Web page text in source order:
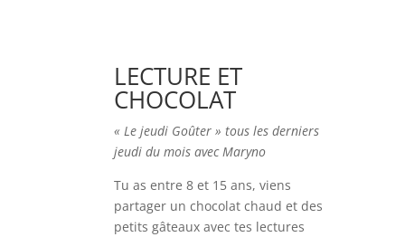
LECTURE ET
CHOCOLAT
« Le jeudi Goûter » tous les derniers
jeudi du mois avec Maryno
Tu as entre 8 et 15 ans, viens
partager un chocolat chaud et des
petits gâteaux avec tes lectures